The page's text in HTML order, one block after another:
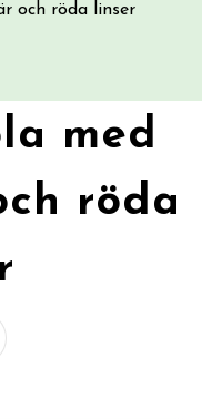
och röda linser
med
röda